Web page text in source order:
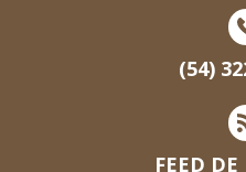
(54)
FEED